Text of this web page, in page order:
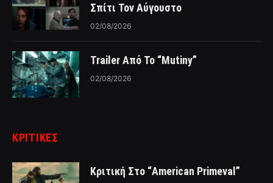
Σπίτι Τον Αύγουστο
02/08/2026
Trailer Από Το “Mutiny”
02/08/2026
ΚΡΙΤΙΚΈΣ
Κριτική Στο “American Primeval”